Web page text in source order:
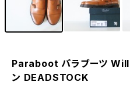
Paraboot パラブーツ
ン DEADSTOCK